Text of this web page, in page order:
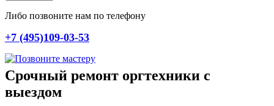
Либо позвоните нам по телефону
+7 (495)109-03-53
Срочный ремонт оргтехники с
выездом